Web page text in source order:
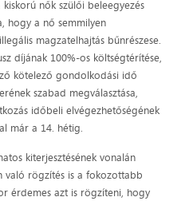
nők szülői beleegyezés
hogy a nő semmilyen
magzatelhajtás bűnrészese.
díjának 100%-os költségtérítése,
kötelező gondolkodási idő
szabad megválasztása,
időbeli elvégezhetőségének
már a 14. hétig.
kiterjesztésének vonalán
való rögzítés is a fokozottabb
érdemes azt is rögzíteni, hogy